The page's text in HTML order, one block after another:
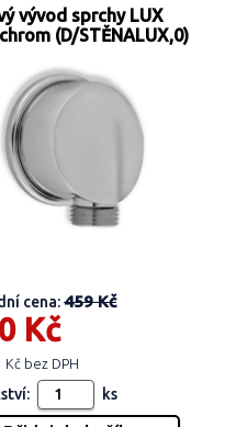
vývod sprchy LUX
(D/STĚNALUX,0)
cena:459 Kč
Kč
Kč bez DPH
ks